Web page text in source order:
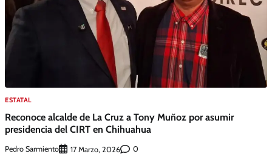
ESTATAL
Reconoce alcalde de La Cruz a Tony Muñoz por asumir
presidencia del CIRT en Chihuahua
Pedro Sarmiento 17 Marzo, 2026 0